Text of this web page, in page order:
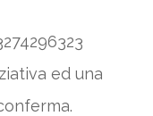
ed una